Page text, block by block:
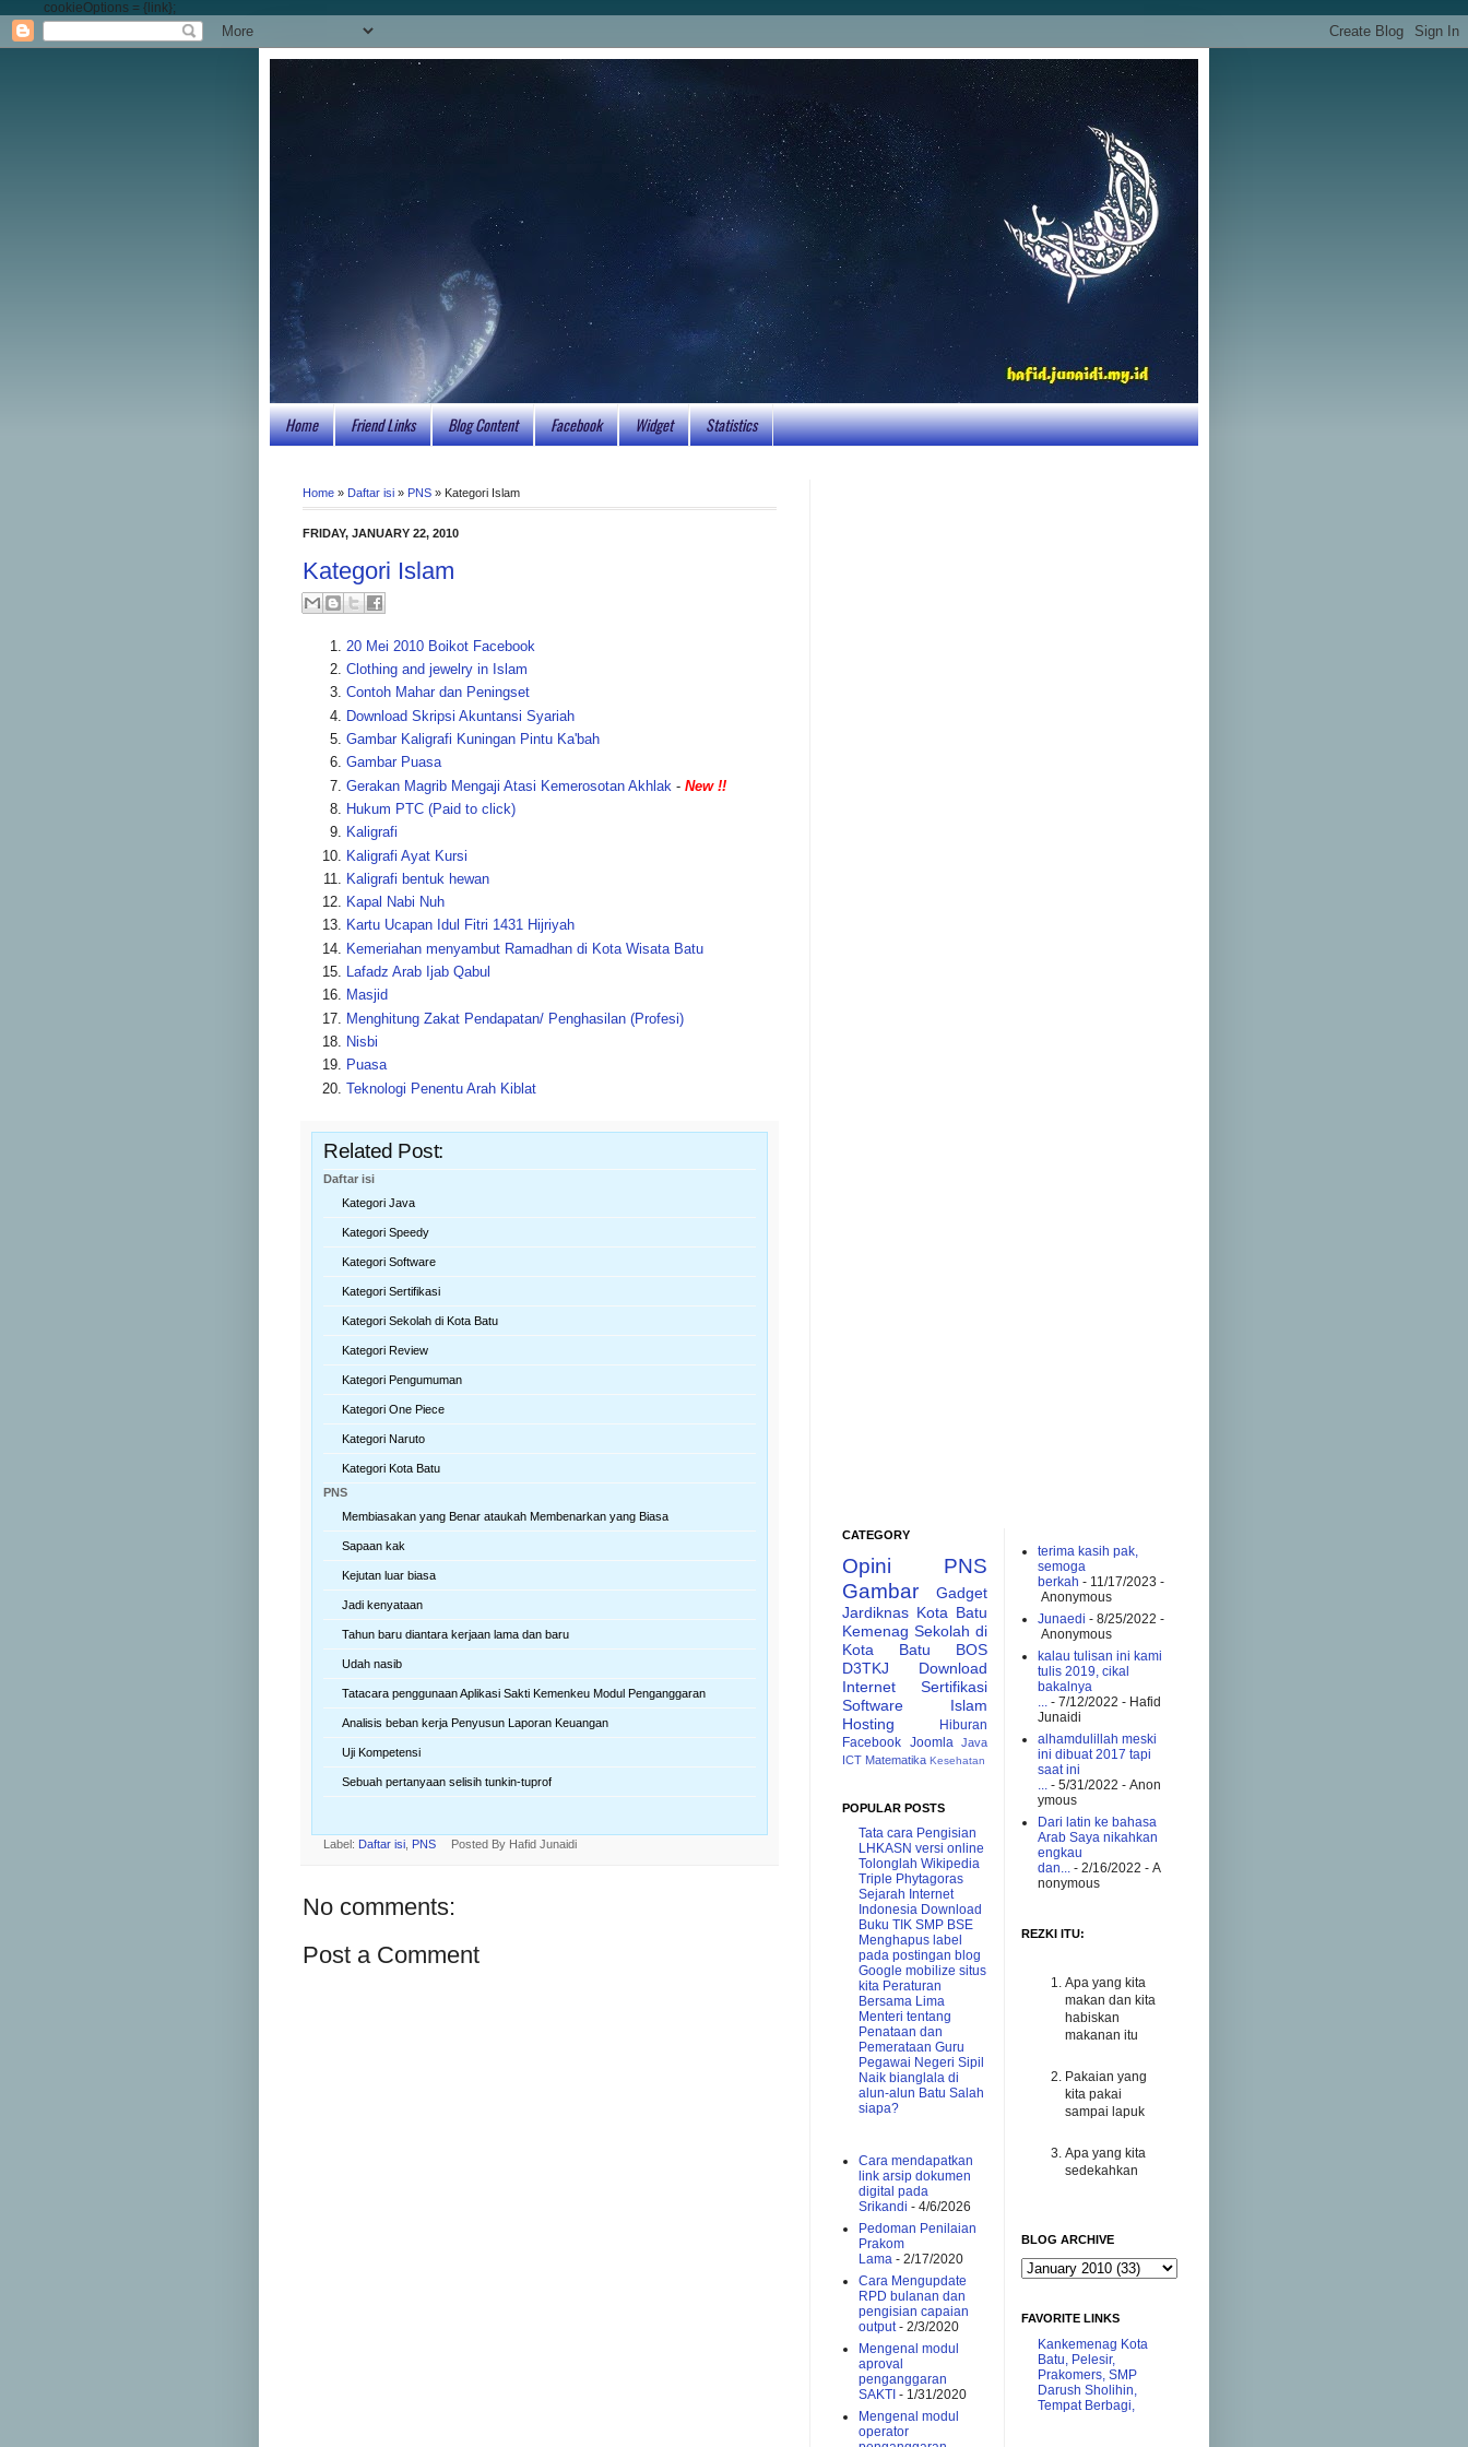
cookieOptions = {link};
Home Friend Links Blog Content Facebook Widget Statistics
Home » Daftar isi » PNS » Kategori Islam
FRIDAY, JANUARY 22, 2010
Kategori Islam
20 Mei 2010 Boikot Facebook
Clothing and jewelry in Islam
Contoh Mahar dan Peningset
Download Skripsi Akuntansi Syariah
Gambar Kaligrafi Kuningan Pintu Ka'bah
Gambar Puasa
Gerakan Magrib Mengaji Atasi Kemerosotan Akhlak - New !!
Hukum PTC (Paid to click)
Kaligrafi
Kaligrafi Ayat Kursi
Kaligrafi bentuk hewan
Kapal Nabi Nuh
Kartu Ucapan Idul Fitri 1431 Hijriyah
Kemeriahan menyambut Ramadhan di Kota Wisata Batu
Lafadz Arab Ijab Qabul
Masjid
Menghitung Zakat Pendapatan/ Penghasilan (Profesi)
Nisbi
Puasa
Teknologi Penentu Arah Kiblat
Related Post:
Daftar isi
Kategori Java
Kategori Speedy
Kategori Software
Kategori Sertifikasi
Kategori Sekolah di Kota Batu
Kategori Review
Kategori Pengumuman
Kategori One Piece
Kategori Naruto
Kategori Kota Batu
PNS
Membiasakan yang Benar ataukah Membenarkan yang Biasa
Sapaan kak
Kejutan luar biasa
Jadi kenyataan
Tahun baru diantara kerjaan lama dan baru
Udah nasib
Tatacara penggunaan Aplikasi Sakti Kemenkeu Modul Penganggaran
Analisis beban kerja Penyusun Laporan Keuangan
Uji Kompetensi
Sebuah pertanyaan selisih tunkin-tuprof
Label: Daftar isi, PNS Posted By Hafid Junaidi
No comments:
Post a Comment
CATEGORY
Opini
PNS
Gambar
Gadget
Jardiknas Kota Batu
Kemenag Sekolah di
Kota Batu
BOS
D3TKJ
Download
Internet
Sertifikasi
Software
Islam
Hosting
Hiburan
Facebook Joomla
Java
ICT Matematika Kesehatan
POPULAR POSTS
Tata cara Pengisian
LHKASN versi online
Tolonglah Wikipedia
Triple Phytagoras
Sejarah Internet
Indonesia Download
Buku TIK SMP BSE
Menghapus label
pada postingan blog
Google mobilize situs
kita Peraturan
Bersama Lima
Menteri tentang
Penataan dan
Pemerataan Guru
Pegawai Negeri Sipil
Naik bianglala di
alun-alun Batu Salah
siapa?
Cara mendapatkan
link arsip dokumen
digital pada
Srikandi - 4/6/2026
Pedoman Penilaian
Prakom
Lama - 2/17/2020
Cara Mengupdate
RPD bulanan dan
pengisian capaian
output- 2/3/2020
Mengenal modul
aproval
penganggaran
SAKTI - 1/31/2020
Mengenal modul
operator
terima kasih pak,
semoga
berkah - 11/17/2023 -
Anonymous
Junaedi - 8/25/2022 -
Anonymous
kalau tulisan ini kami
tulis 2019, cikal
bakalnya
- 7/12/2022 - Hafid
Junaidi
alhamdulillah meski
ini dibuat 2017 tapi
saat ini
- 5/31/2022 - Anon
ymous
Dari latin ke bahasa
Arab Saya nikahkan
engkau
dan...
- 2/16/2022 - A
nonymous
REZKI ITU:
Apa yang kita
makan dan kita
habiskan
makanan itu
Pakaian yang
kita pakai
sampai lapuk
Apa yang kita
sedekahkan
BLOG ARCHIVE
FAVORITE LINKS
Kankemenag Kota
Batu, Pelesir,
Prakomers, SMP
Darush Sholihin,
Tempat Berbagi,